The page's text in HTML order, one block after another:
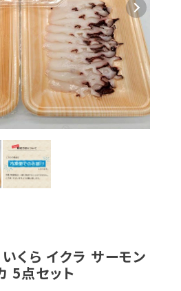
くら イクラ サーモン
5点セット